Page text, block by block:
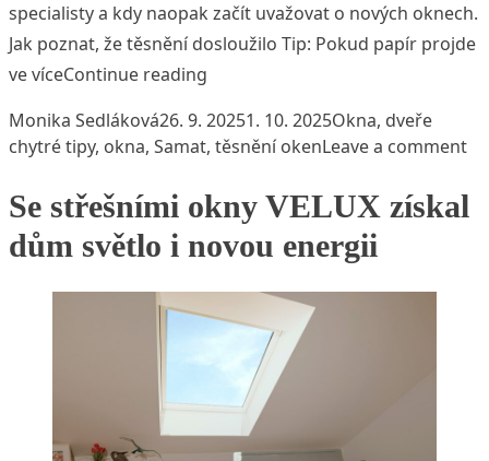
specialisty a kdy naopak začít uvažovat o nových oknech.
Jak poznat, že těsnění dosloužilo Tip: Pokud papír projde
ve víceContinue reading
Posted by
Monika Sedláková26. 9. 20251. 10. 2025Posted in
Okna, dveřeTags:
chytré tipy, okna, Samat, těsnění okenLeave a comment
Se střešními okny VELUX získal
dům světlo i novou energii